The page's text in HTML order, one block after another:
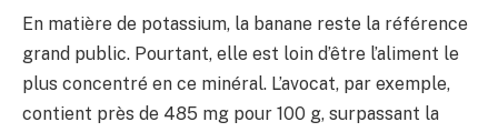
En matière de potassium, la banane reste la référence
grand public. Pourtant, elle est loin d’être l’aliment le
plus concentré en ce minéral. L’avocat, par exemple,
contient près de 485 mg pour 100 g, surpassant la